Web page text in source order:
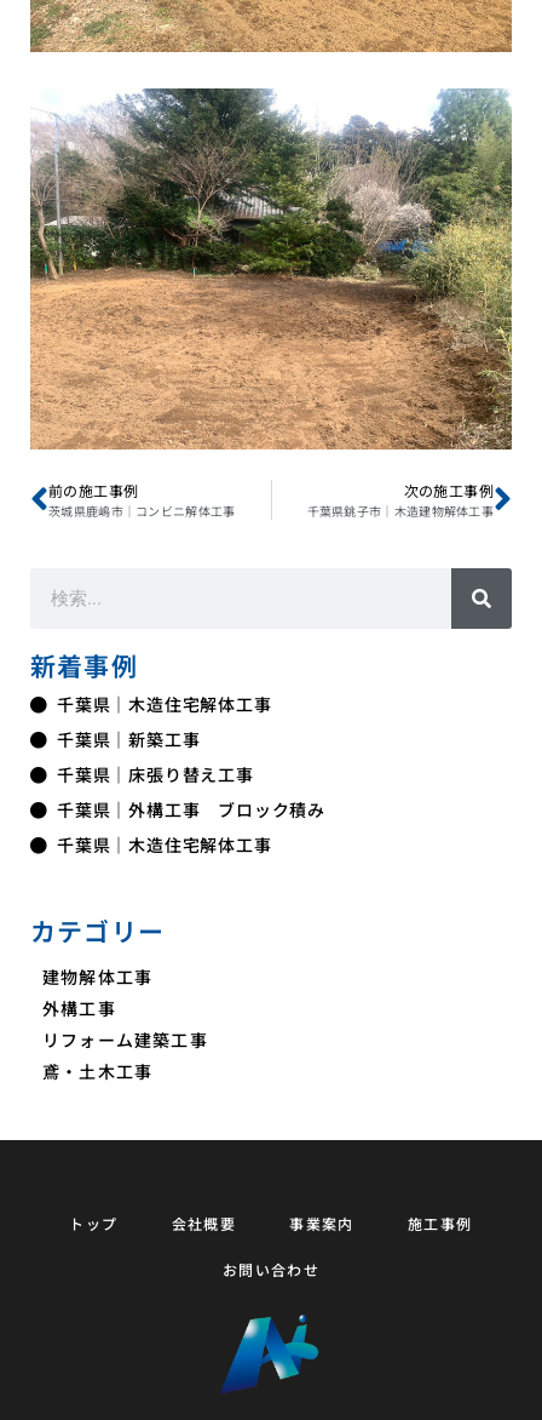
前の施工事例
茨城県鹿嶋市｜コンビニ解体工事
次の施工事例
千葉県銚子市｜木造建物解体工事
新着事例
千葉県｜木造住宅解体工事
千葉県｜新築工事
千葉県｜床張り替え工事
千葉県｜外構工事 ブロック積み
千葉県｜木造住宅解体工事
カテゴリー
建物解体工事
外構工事
リフォーム建築工事
鳶・土木工事
トップ 会社概要 事業案内 施工事例
お問い合わせ